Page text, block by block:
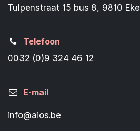
Tulpenstraat 15 bus 8, 9810 Eke
Telefoon
0032 (0)9 324 46 12
E-mail
info@aios.be